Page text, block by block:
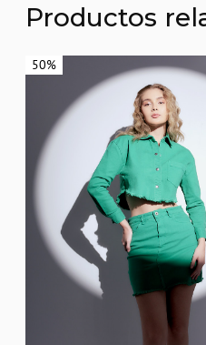
Productos
50%
50%